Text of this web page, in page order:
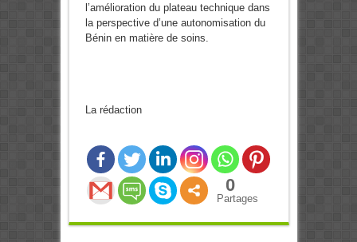
l’amélioration du plateau technique dans
la perspective d’une autonomisation du
Bénin en matière de soins.
La rédaction
0
Partages